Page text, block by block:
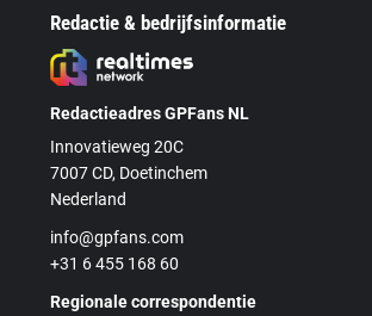
Redactie & bedrijfsinformatie
Redactieadres GPFans NL
Innovatieweg 20C
7007 CD, Doetinchem
Nederland
info@gpfans.com
+31 6 455 168 60
Regionale correspondentie